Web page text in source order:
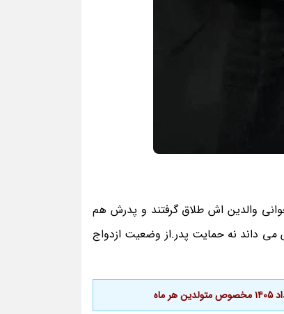
والدین اش طلاق گرفتند و پدرش هم
داند نه حمایت پدر.از وضعیت ازدواج